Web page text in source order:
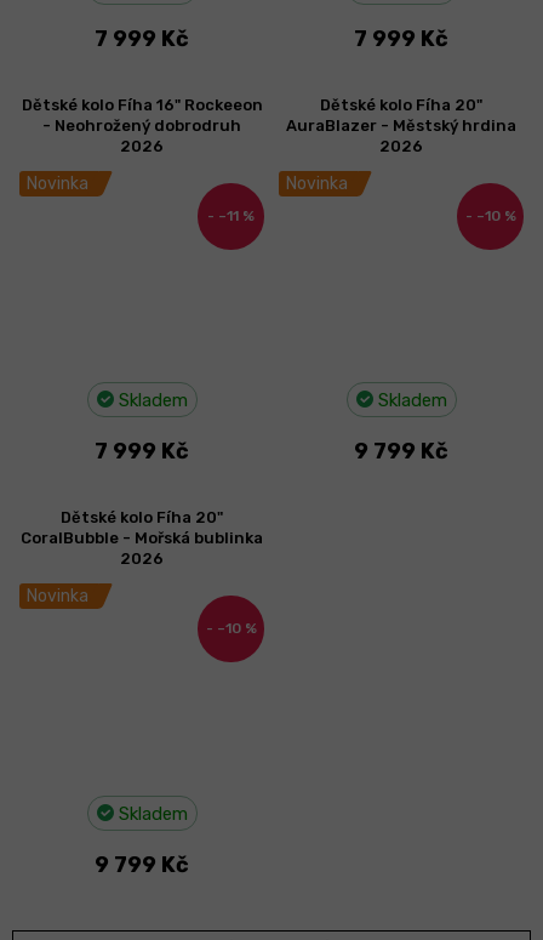
7 999 Kč 7 999 Kč
Novinka
–11 %
Dětské kolo Fíha 16" Rockeeon
- Neohrožený dobrodruh
2026
Skladem
7 999 Kč
Novinka
–10 %
Dětské kolo Fíha 20"
AuraBlazer - Městský hrdina
2026
Skladem
9 799 Kč
Novinka
–10 %
Dětské kolo Fíha 20"
CoralBubble - Mořská bublinka
2026
Skladem
9 799 Kč